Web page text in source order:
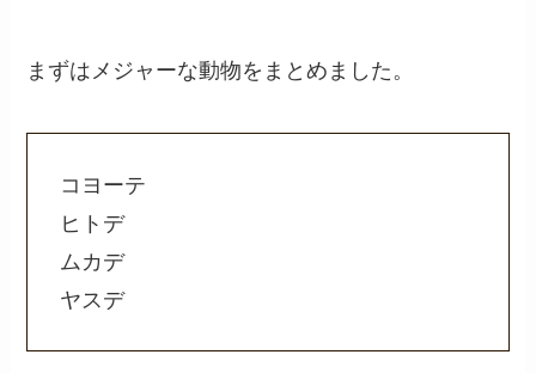
まずはメジャーな動物をまとめました。
コヨーテ
ヒトデ
ムカデ
ヤスデ